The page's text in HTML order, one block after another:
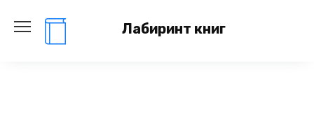
содержанию
Лабиринт книг